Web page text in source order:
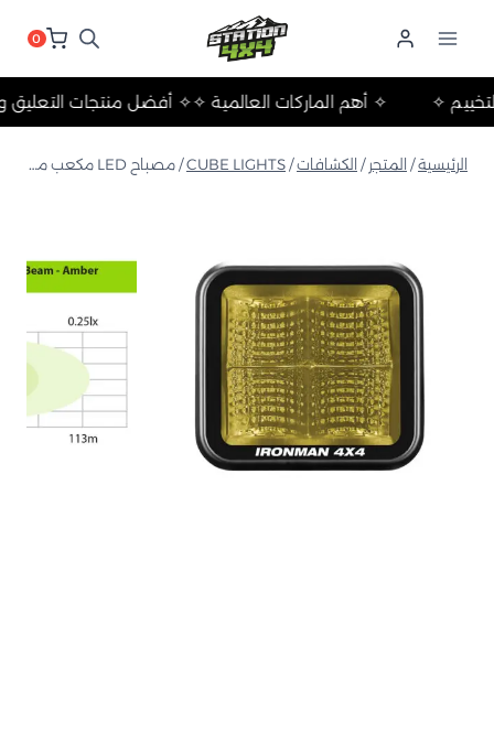
0
✧ أفضل منتجات ✧ أهم الماركات العالمية ✧ والتخييم ✧
الرئيسية/ المتجر / الكشافات/
CUBE LIGHTS
/ مصباح LED مكعب مشرق 20 واط، شعاع واسع – 70 × 64 مم (لكل مصباح) – كهرماني